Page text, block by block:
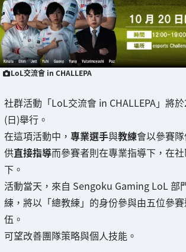
LoL交流會 in CHALLEPA
社群活動「LoL交流會 in CHALLEPA」將
(日)舉行。
在這項活動中， 專業選手與教練會以參賽
供直接指導而參賽者則在專業指導下，在
下。
活動當天，來自 Sengoku Gaming LoL 部
練，將以「總教練」的身份參與由五位參
伍。
可望改善團隊策略與個人技能。